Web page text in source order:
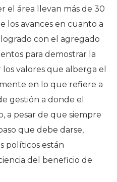
el área llevan más de 30
los avances en cuanto a
con el agregado
para demostrar la
valores que alberga el
en lo que refiere a
gestión a donde el
a pesar de que siempre
que debe darse,
políticos están
del beneficio de